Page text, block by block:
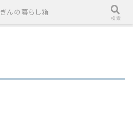
ぎんの暮らし箱
検索